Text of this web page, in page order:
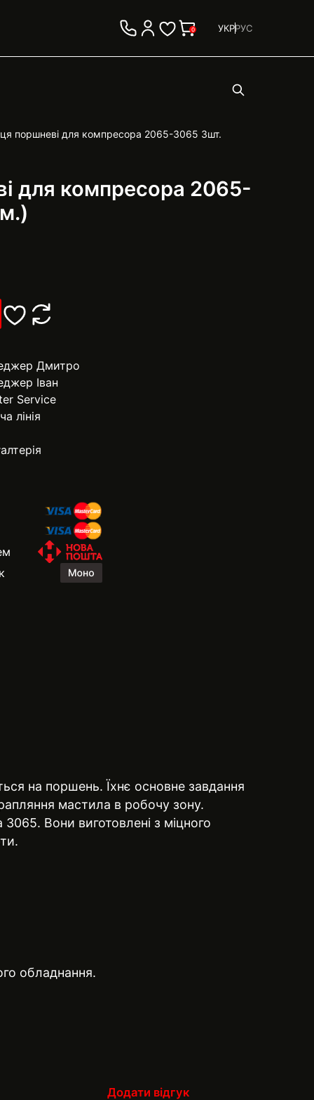
0 УКРРУС
поршневі для компресора 2065-3065 3шт.
для компресора 2065-
Дмитро
Іван
Service
лінія
на поршень. Їхнє основне завдання
мастила в робочу зону.
Вони виготовлені з міцного
обладнання.
Додати відгук